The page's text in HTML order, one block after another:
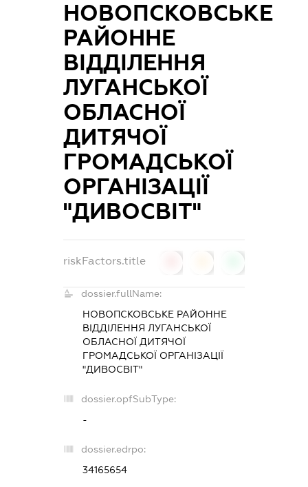
НОВОПСКОВСЬКЕ
РАЙОННЕ
ВІДДІЛЕННЯ
ЛУГАНСЬКОЇ
ОБЛАСНОЇ
ДИТЯЧОЇ
ГРОМАДСЬКОЇ
ОРГАНІЗАЦІЇ
"ДИВОСВІТ"
riskFactors.title
dossier.fullName:
НОВОПСКОВСЬКЕ РАЙОННЕ
ВІДДІЛЕННЯ ЛУГАНСЬКОЇ
ОБЛАСНОЇ ДИТЯЧОЇ
ГРОМАДСЬКОЇ ОРГАНІЗАЦІЇ
"ДИВОСВІТ"
dossier.opfSubType:
-
dossier.edrpo:
34165654